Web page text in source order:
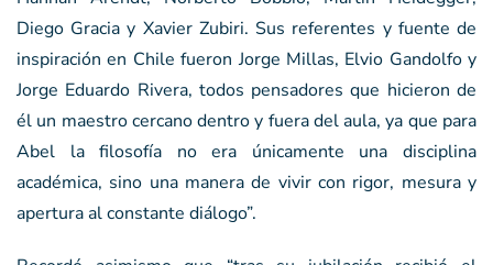
Diego Gracia y Xavier Zubiri. Sus referentes y fuente de
inspiración en Chile fueron Jorge Millas, Elvio Gandolfo y
Jorge Eduardo Rivera, todos pensadores que hicieron de
él un maestro cercano dentro y fuera del aula, ya que para
Abel la filosofía no era únicamente una disciplina
académica, sino una manera de vivir con rigor, mesura y
apertura al constante diálogo”.